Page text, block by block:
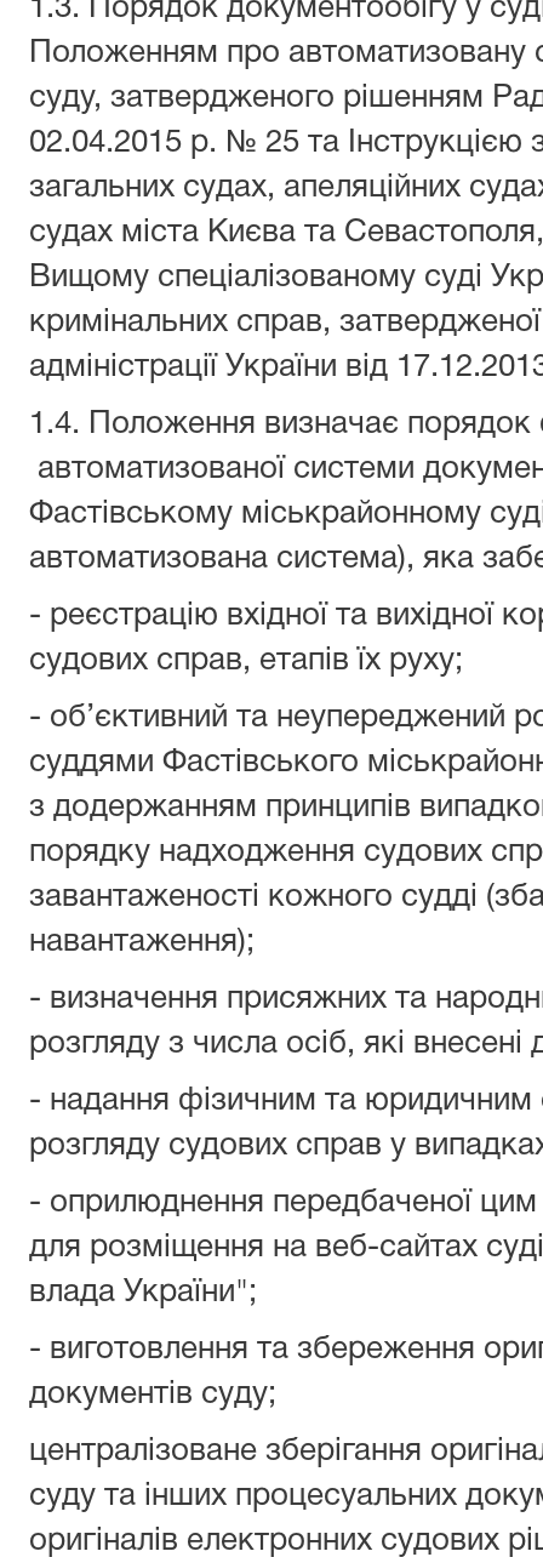
1.3. Порядок документообігу у
Положенням про автоматизовану
суду, затвердженого рішенням
02.04.2015 р. № 25 та Інструкцією
загальних судах, апеляційних
судах міста Києва та
Вищому спеціалізованому суді
кримінальних справ,
адміністрації України від
1.4. Положення визначає порядок
автоматизованої системи
Фастівському міськрайонному
автоматизована система), яка
- реєстрацію вхідної та вихідної
судових справ, етапів їх руху;
- об’єктивний та неупереджений
суддями Фастівського
з додержанням принципів
порядку надходження судових
завантаженості кожного судді
навантаження);
- визначення присяжних та
розгляду з числа осіб, які внесені
- надання фізичним та юридичним
розгляду судових справ у
- оприлюднення передбаченої
для розміщення на веб-сайтах
влада України";
- виготовлення та збереження
документів суду;
централізоване зберігання
суду та інших процесуальних
оригіналів електронних судових